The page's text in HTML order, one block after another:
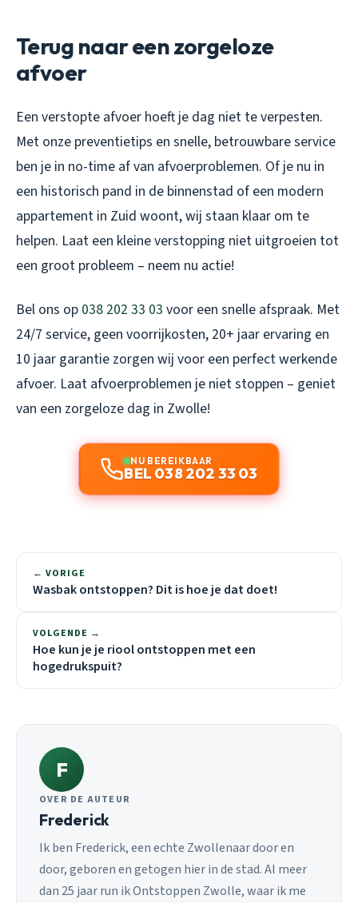
Terug naar een zorgeloze
afvoer
Een verstopte afvoer hoeft je dag niet te verpesten.
Met onze preventietips en snelle, betrouwbare service
ben je in no-time af van afvoerproblemen. Of je nu in
een historisch pand in de binnenstad of een modern
appartement in Zuid woont, wij staan klaar om te
helpen. Laat een kleine verstopping niet uitgroeien tot
een groot probleem – neem nu actie!
Bel ons op 038 202 33 03 voor een snelle afspraak. Met
24/7 service, geen voorrijkosten, 20+ jaar ervaring en
10 jaar garantie zorgen wij voor een perfect werkende
afvoer. Laat afvoerproblemen je niet stoppen – geniet
van een zorgeloze dag in Zwolle!
NU BEREIKBAAR
BEL 038 202 33 03
← VORIGE
Wasbak ontstoppen? Dit is hoe je dat doet!
VOLGENDE →
Hoe kun je je riool ontstoppen met een
hogedrukspuit?
F
OVER DE AUTEUR
Frederick
Ik ben Frederick, een echte Zwollenaar door en
door, geboren en getogen hier in de stad. Al meer
dan 25 jaar run ik Ontstoppen Zwolle, waar ik me